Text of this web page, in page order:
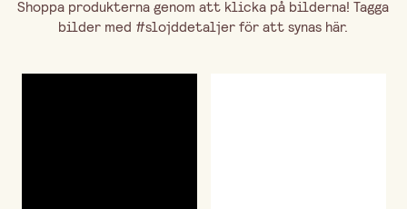
Shoppa produkterna genom att klicka på bilderna! Tagga
bilder med #slojddetaljer för att synas här.